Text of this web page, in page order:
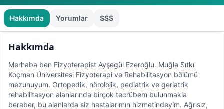
Hakkımda Yorumlar SSS
Hakkımda
Merhaba ben Fizyoterapist Ayşegül Ezeroğlu. Muğla Sıtkı
Koçman Üniversitesi Fizyoterapi ve Rehabilitasyon bölümü
mezunuyum. Ortopedik, nörolojik, pediatrik ve geriatrik
rehabilitasyon alanlarında birçok tecrübem bulunmakla
beraber, bu alanlarda siz hastalarımın hizmetindeyim. Ağrısız,